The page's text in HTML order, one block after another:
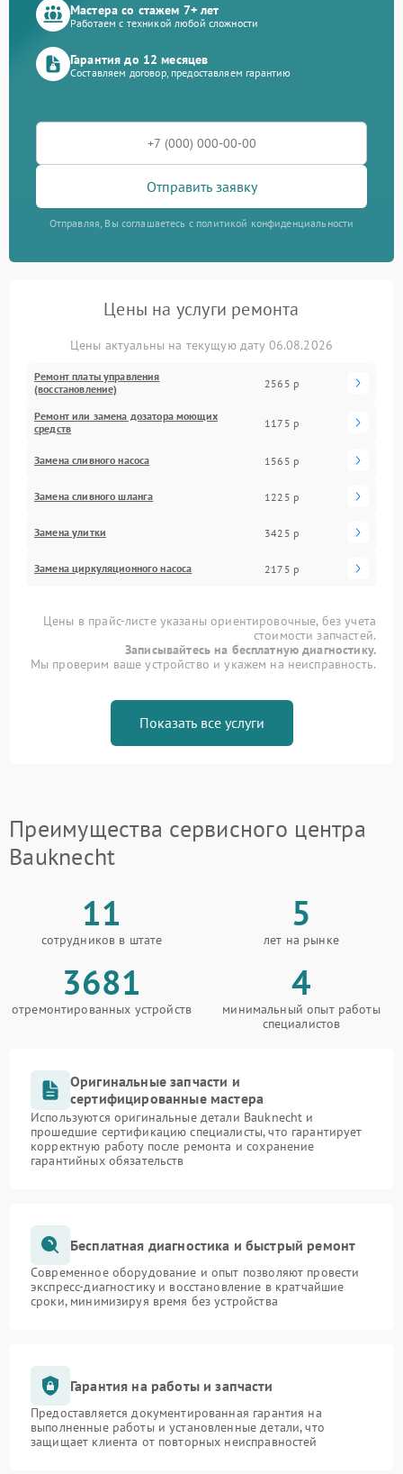
Мастера со стажем 7+ лет
Работаем с техникой любой сложности
Гарантия до 12 месяцев
Составляем договор, предоставляем гарантию
Отправить заявку
Отправляя, Вы соглашаетесь с политикой конфиденциальности
Цены на услуги ремонта
Цены актуальны на текущую дату 06.08.2026
Ремонт платы управления
(восстановление)
2565 р
Ремонт или замена дозатора моющих
средств
1175 р
Замена сливного насоса 1565 р
Замена сливного шланга 1225 р
Замена улитки 3425 р
Замена циркуляционного насоса 2175 р
Цены в прайс-листе указаны ориентировочные, без учета
стоимости запчастей.
Записывайтесь на бесплатную диагностику.
Мы проверим ваше устройство и укажем на неисправность.
Показать все услуги
Преимущества сервисного центра
Bauknecht
11
сотрудников в штате
5
лет на рынке
3681
отремонтированных устройств
4
минимальный опыт работы
специалистов
Оригинальные запчасти и
сертифицированные мастера
Используются оригинальные детали Bauknecht и
прошедшие сертификацию специалисты, что гарантирует
корректную работу после ремонта и сохранение
гарантийных обязательств
Бесплатная диагностика и быстрый ремонт
Современное оборудование и опыт позволяют провести
экспресс-диагностику и восстановление в кратчайшие
сроки, минимизируя время без устройства
Гарантия на работы и запчасти
Предоставляется документированная гарантия на
выполненные работы и установленные детали, что
защищает клиента от повторных неисправностей